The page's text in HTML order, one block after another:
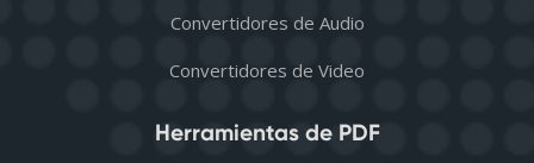
Convertidores de Audio
Convertidores de Video
Herramientas de PDF